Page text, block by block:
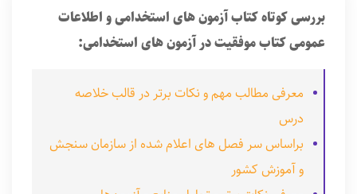
بررسی کوتاه کتاب آزمون های استخدامی و اطلاعات
عمومی کتاب موفقیت در آزمون های استخدامی:
معرفی مطالب مهم و نکات برتر در قالب خلاصه
درس
براساس سر فصل های اعلام شده از سازمان سنجش
و آموزش کشور